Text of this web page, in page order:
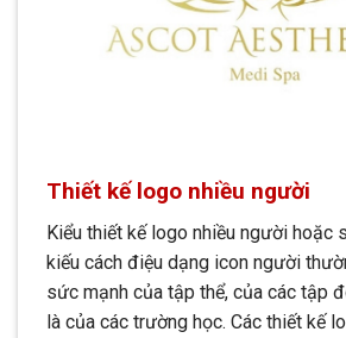
Thiết kế logo nhiều người
Kiểu thiết kế logo nhiều người hoặc
kiếu cách điệu dạng icon người
sức mạnh của tập thể, của các tập
là của các trường học. Các thiết kế